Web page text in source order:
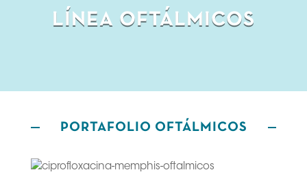
LÍNEA OFTÁLMICOS
PORTAFOLIO OFTÁLMICOS